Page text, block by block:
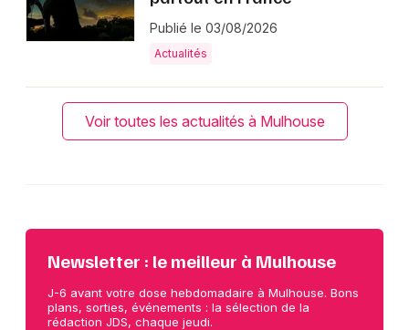
Publié le 03/08/2026
Actualités
Voir toutes les actualités à Mulhouse
Newsletter : le meilleur à Mulhouse
J-6 avant votre dose hebdomadaire à Mulhouse. Bons
plans, sorties, événements : la sélection de la
rédaction JDS, chaque jeudi.